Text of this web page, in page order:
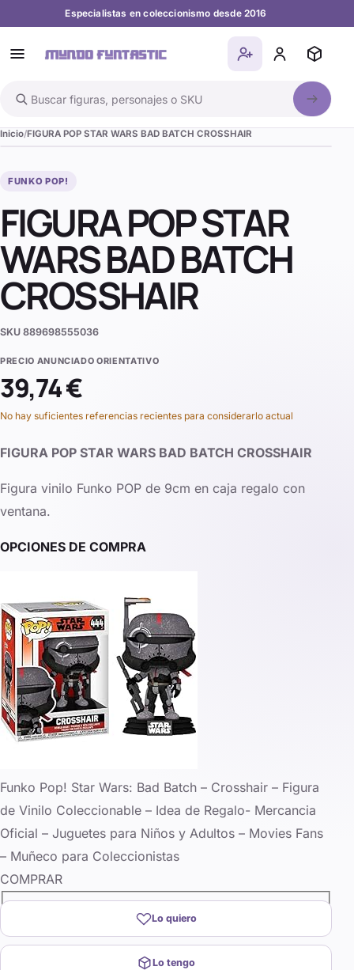
Especialistas en coleccionismo desde 2016
Buscar en el catálogo
Inicio FIGURA POP STAR WARS BAD BATCH CROSSHAIR
FUNKO POP!
FIGURA POP STAR
WARS BAD BATCH
CROSSHAIR
SKU 889698555036
PRECIO ANUNCIADO ORIENTATIVO
39,74 €
No hay suficientes referencias recientes para considerarlo actual
FIGURA POP STAR WARS BAD BATCH CROSSHAIR
Figura vinilo Funko POP de 9cm en caja regalo con
ventana.
OPCIONES DE COMPRA
Funko Pop! Star Wars: Bad Batch – Crosshair – Figura
de Vinilo Coleccionable – Idea de Regalo- Mercancia
Oficial – Juguetes para Niños y Adultos – Movies Fans
– Muñeco para Coleccionistas
COMPRAR
Lo quiero
Lo tengo